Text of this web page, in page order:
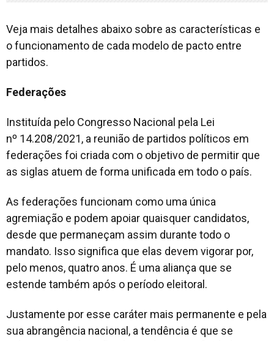
Veja mais detalhes abaixo sobre as características e
o funcionamento de cada modelo de pacto entre
partidos.
Federações
Instituída pelo Congresso Nacional pela Lei
nº 14.208/2021, a reunião de partidos políticos em
federações foi criada com o objetivo de permitir que
as siglas atuem de forma unificada em todo o país.
As federações funcionam como uma única
agremiação e podem apoiar quaisquer candidatos,
desde que permaneçam assim durante todo o
mandato. Isso significa que elas devem vigorar por,
pelo menos, quatro anos. É uma aliança que se
estende também após o período eleitoral.
Justamente por esse caráter mais permanente e pela
sua abrangência nacional, a tendência é que se